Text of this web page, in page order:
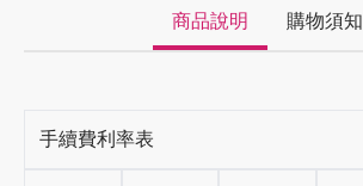
商品說明 購物須知
手續費利率表